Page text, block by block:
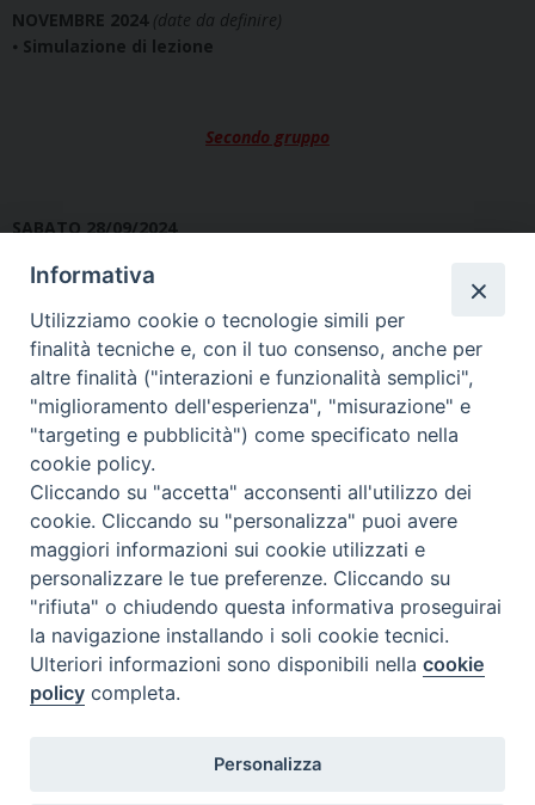
NOVEMBRE 2024 (date da definire)
⦁ Simulazione di lezione
Secondo gruppo
SABATO 28/09/2024
Piano di studi(1° lingua straniera compresa)
il proprio nominativoalla
Segreteria ISSR;
SABATO 5/10/2024
Ritiro dell’argomentoper l’elaborato finale in Segreteria ISSR
(orario da definire).
GIOVEDI’ 14/11/2024
Consegna dell’elaboratoin 2 copie cartacee(rilegate come
dispense)e su chiavetta USB(in formato Word e PDF)e
del Libretto Personalein Segreteria ISSR (orari di apertura al
pubblico 10:00-12:00; 14:00-17:00).
DICEMBRE 2024 (date da definire)
Simulazione di lezione
Informativa
Utilizziamo cookie o tecnologie simili per
finalità tecniche e, con il tuo consenso, anche per
altre finalità ("interazioni e funzionalità semplici",
"miglioramento dell'esperienza", "misurazione" e
"targeting e pubblicità") come specificato nella
cookie policy.
Cliccando su "accetta" acconsenti all'utilizzo dei
cookie. Cliccando su "personalizza" puoi avere
maggiori informazioni sui cookie utilizzati e
personalizzare le tue preferenze. Cliccando su
"rifiuta" o chiudendo questa informativa proseguirai
la navigazione installando i soli cookie tecnici.
Ulteriori informazioni sono disponibili nellacookie
policy completa.
Personalizza